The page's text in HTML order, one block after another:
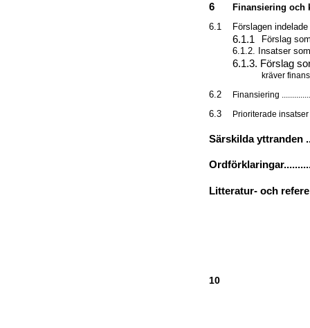
6
Finansiering och
6.1
Förslagen
6.1.1
Förslag
6.1.2. Insatser
6.1.3. Förslag
kräver
6.2 Finansiering
6.3 Prioriterade insatser
Särskilda yttranden
Litteratur- och
10